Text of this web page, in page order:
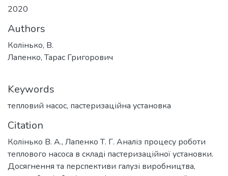
2020
Authors
Колінько, В.
Лапенко, Тарас Григорович
Keywords
тепловий насос, пастеризаційна установка
Citation
Колінько В. А., Лапенко Т. Г. Аналіз процесу роботи
теплового насоса в складі пастеризаційної установки.
Досягнення та перспективи галузі виробництва,